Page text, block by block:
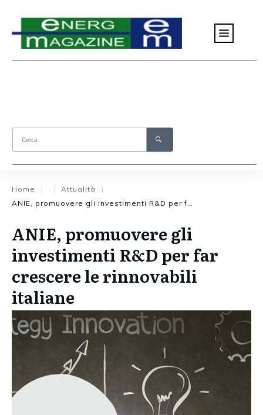
Home | | Attualità
|
ANIE, promuovere gli
investimenti R&D per far
crescere le rinnovabili
italiane